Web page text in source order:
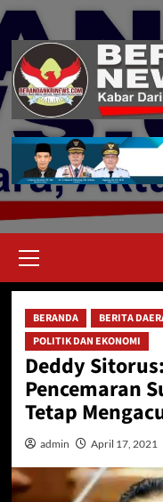
Skip
content
Menu
BERANDA BERITA
POLITIK DAN EKONOMI
Deddy
Pencemaran
Tetap
admin April 17, 2021